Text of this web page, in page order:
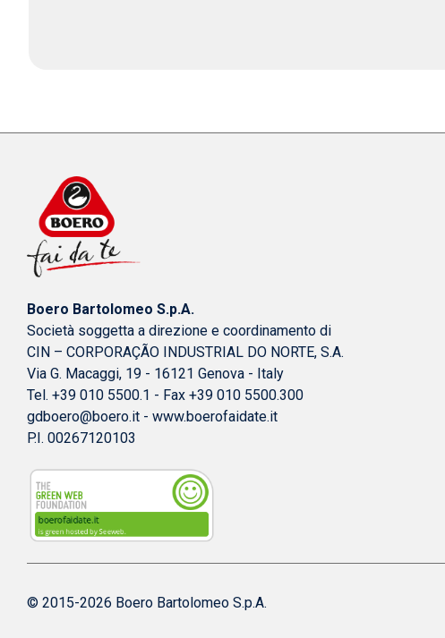
Boero Bartolomeo S.p.A.
Società soggetta a direzione e coordinamento di
CIN – CORPORAÇÃO INDUSTRIAL DO NORTE, S.A.
Via G. Macaggi, 19 - 16121 Genova - Italy
Tel. +39 010 5500.1 - Fax +39 010 5500.300
gdboero@boero.it - www.boerofaidate.it
P.I. 00267120103
© 2015-2026 Boero Bartolomeo S.p.A.